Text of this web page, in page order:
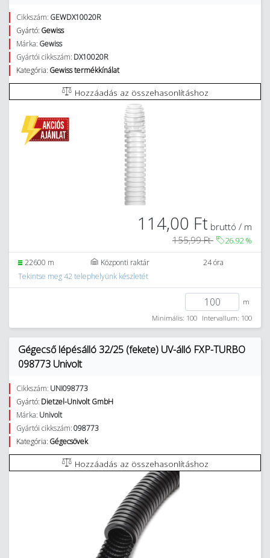
Cikkszám: GEWDX10020R
Gyártó: Gewiss
Márka: Gewiss
Gyártói cikkszám: DX10020R
Kategória: Gewiss termékkínálat
Hozzáadás az összehasonlításhoz
114,00 Ft bruttó / m
155,99 Ft
26.92%
22600 m Központi raktár
24 óra
Tekintse meg 42 telephelyünk készletét
m
Minimális: 100 Intervallum: 100
Gégecső lépésálló 32/25 (fekete) UV-álló FXP-TURBO
098773 Univolt
Cikkszám: UNI098773
Gyártó: Dietzel-Univolt GmbH
Márka: Univolt
Gyártói cikkszám:098773
Kategória: Gégecsövek
Hozzáadás az összehasonlításhoz